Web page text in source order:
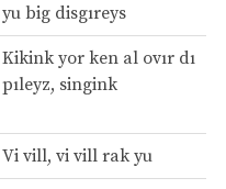
yu big disgıreys
Kikink yor ken al ovır dı
pıleyz, singink
Vi vill, vi vill rak yu